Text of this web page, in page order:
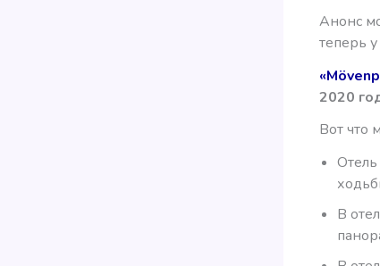
Анонс
теперь
2020
Вот что
В